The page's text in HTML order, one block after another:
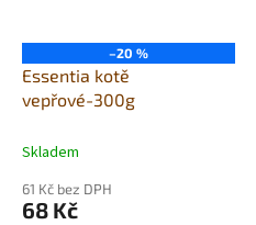
–20 %
Essentia kotě
vepřové-300g
Skladem
61 Kč bez DPH
68 Kč